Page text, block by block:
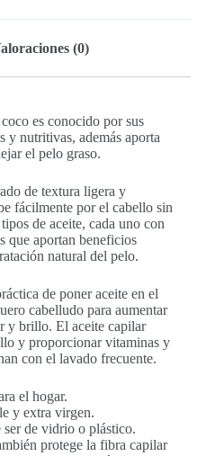
(0)
es conocido por sus
y nutritivas, además aporta
el pelo graso.
de textura ligera y
fácilmente por el cabello sin
de aceite, cada uno con
que aportan beneficios
natural del pelo.
de poner aceite en el
cabelludo para aumentar
y brillo. El aceite capilar
y proporcionar vitaminas y
con el lavado frecuente.
el hogar.
y extra virgen.
ser de vidrio o plástico.
protege la fibra capilar